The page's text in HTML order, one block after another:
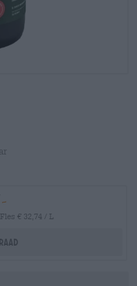
€ 32,74 / L